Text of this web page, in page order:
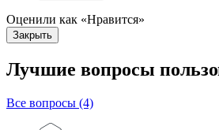
Оценили как «Нравится»
Закрыть
Лучшие вопросы
Все вопросы (4)